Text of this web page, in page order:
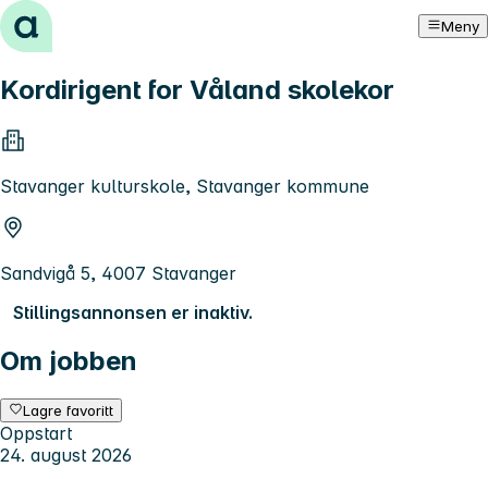
Hopp til innhold Meny
Kordirigent for Våland skolekor
Stavanger kulturskole, Stavanger kommune
Sandvigå 5, 4007 Stavanger
Stillingsannonsen er inaktiv.
Om jobben
Lagre favoritt
Oppstart
24. august 2026